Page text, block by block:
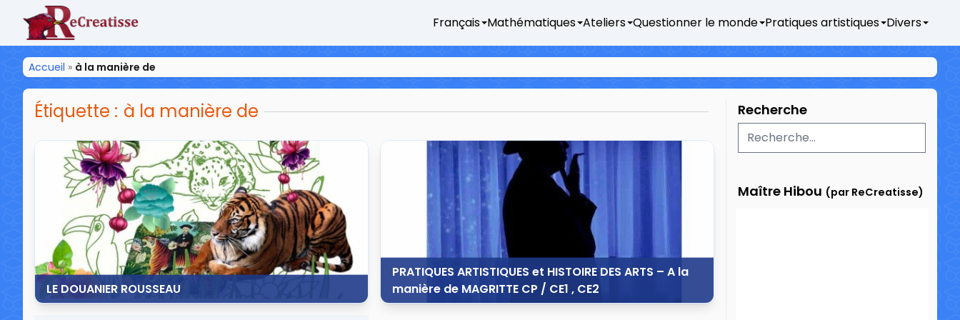
ReCreatisse
Français Mathématiques Ateliers Questionner le monde Pratiques artistiques Divers
Accueil » à la manière de
Étiquette : à la manière de
LE DOUANIER ROUSSEAU
PRATIQUES ARTISTIQUES et HISTOIRE DES ARTS – A la
manière de MAGRITTE CP / CE1 , CE2
Recherche
Maître Hibou (par ReCreatisse)